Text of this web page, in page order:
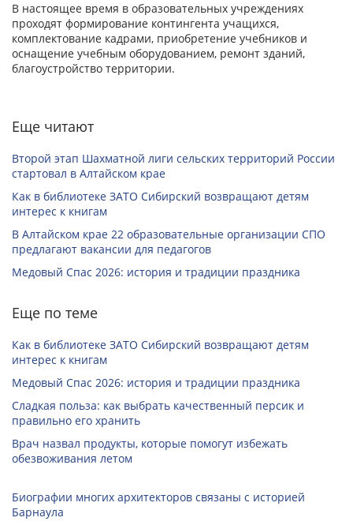
В настоящее время в образовательных учреждениях
проходят формирование контингента учащихся,
комплектование кадрами, приобретение учебников и
оснащение учебным оборудованием, ремонт зданий,
благоустройство территории.
Еще читают
Второй этап Шахматной лиги сельских территорий России
стартовал в Алтайском крае
Как в библиотеке ЗАТО Сибирский возвращают детям
интерес к книгам
В Алтайском крае 22 образовательные организации СПО
предлагают вакансии для педагогов
Медовый Спас 2026: история и традиции праздника
Еще по теме
Как в библиотеке ЗАТО Сибирский возвращают детям
интерес к книгам
Медовый Спас 2026: история и традиции праздника
Сладкая польза: как выбрать качественный персик и
правильно его хранить
Врач назвал продукты, которые помогут избежать
обезвоживания летом
Биографии многих архитекторов связаны с историей
Барнаула